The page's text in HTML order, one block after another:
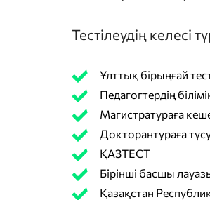
Тестілеудің келесі
Ұлттық бірыңғай
Педагогтердің
Магистратураға
Докторантураға
ҚАЗТЕСТ
Бірінші басшы
Қазақстан